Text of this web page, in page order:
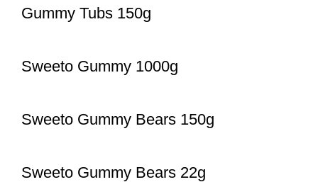
Gummy Tubs 150g
Sweeto Gummy 1000g
Sweeto Gummy Bears 150g
Sweeto Gummy Bears 22g